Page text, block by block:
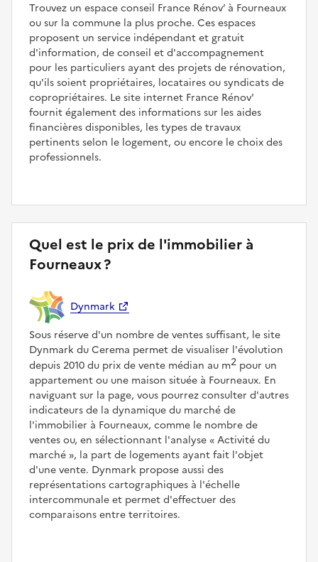
Trouvez un espace conseil France Rénov’ à Fourneaux
ou sur la commune la plus proche. Ces espaces
proposent un service indépendant et gratuit
d'information, de conseil et d'accompagnement
pour les particuliers ayant des projets de rénovation,
qu'ils soient propriétaires, locataires ou syndicats de
copropriétaires. Le site internet France Rénov'
fournit également des informations sur les aides
financières disponibles, les types de travaux
pertinents selon le logement, ou encore le choix des
professionnels.
Quel est le prix de l'immobilier à
Fourneaux ?
Dynmark
Sous réserve d'un nombre de ventes suffisant, le site
Dynmark du Cerema permet de visualiser l'évolution
depuis 2010 du prix de vente médian au m2 pour un
appartement ou une maison située à Fourneaux. En
naviguant sur la page, vous pourrez consulter d'autres
indicateurs de la dynamique du marché de
l'immobilier à Fourneaux, comme le nombre de
ventes ou, en sélectionnant l'analyse
Activité du
marché , la part de logements ayant fait l'objet
d'une vente. Dynmark propose aussi des
représentations cartographiques à l'échelle
intercommunale et permet d'effectuer des
comparaisons entre territoires.